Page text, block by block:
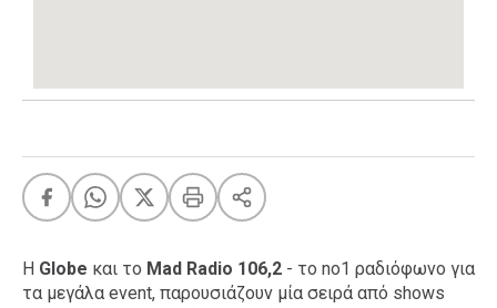
Agenda
Επιλογές
Εισιτήρια
H Globe και το Mad Radio 106,2 - το no1 ραδιόφωνο για
τα μεγάλα event, παρουσιάζουν μία σειρά από shows